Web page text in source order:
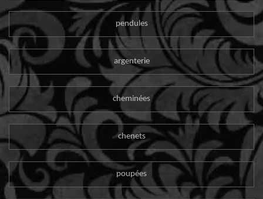
pendules
argenterie
cheminées
chenets
poupées